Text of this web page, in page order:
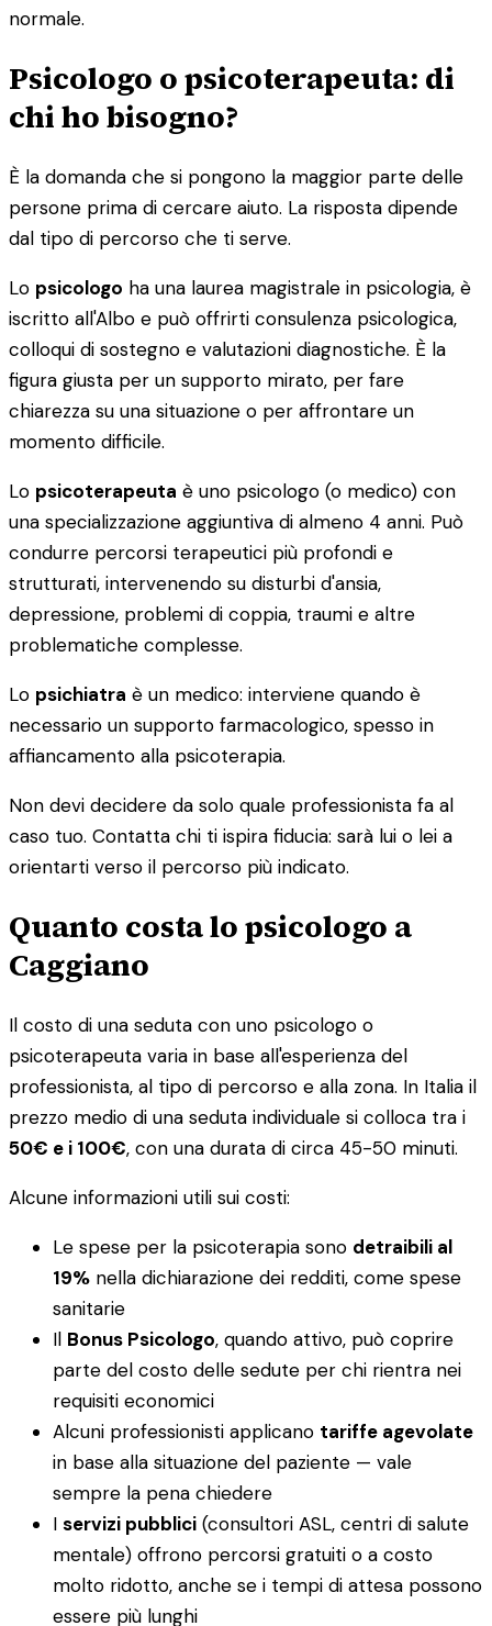
normale.
Psicologo o psicoterapeuta: di
chi ho bisogno?
È la domanda che si pongono la maggior parte delle
persone prima di cercare aiuto. La risposta dipende
dal tipo di percorso che ti serve.
Lo psicologo ha una laurea magistrale in psicologia, è
iscritto all'Albo e può offrirti consulenza psicologica,
colloqui di sostegno e valutazioni diagnostiche. È la
figura giusta per un supporto mirato, per fare
chiarezza su una situazione o per affrontare un
momento difficile.
Lo psicoterapeuta è uno psicologo (o medico) con
una specializzazione aggiuntiva di almeno 4 anni. Può
condurre percorsi terapeutici più profondi e
strutturati, intervenendo su disturbi d'ansia,
depressione, problemi di coppia, traumi e altre
problematiche complesse.
Lo psichiatra è un medico: interviene quando è
necessario un supporto farmacologico, spesso in
affiancamento alla psicoterapia.
Non devi decidere da solo quale professionista fa al
caso tuo. Contatta chi ti ispira fiducia: sarà lui o lei a
orientarti verso il percorso più indicato.
Quanto costa lo psicologo a
Caggiano
Il costo di una seduta con uno psicologo o
psicoterapeuta varia in base all'esperienza del
professionista, al tipo di percorso e alla zona. In Italia il
prezzo medio di una seduta individuale si colloca tra i
50€ e i 100€, con una durata di circa 45-50 minuti.
Alcune informazioni utili sui costi:
Le spese per la psicoterapia sono detraibili al
19% nella dichiarazione dei redditi, come spese
sanitarie
Il Bonus Psicologo, quando attivo, può coprire
parte del costo delle sedute per chi rientra nei
requisiti economici
Alcuni professionisti applicano tariffe agevolate
in base alla situazione del paziente — vale
sempre la pena chiedere
I servizi pubblici (consultori ASL, centri di salute
mentale) offrono percorsi gratuiti o a costo
molto ridotto, anche se i tempi di attesa possono
essere più lunghi